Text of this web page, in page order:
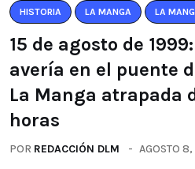
HISTORIA LA MANGA LA
15 de agosto de
avería en el puente
La Manga atrapada
horas
POR REDACCIÓN DLM AGOSTO